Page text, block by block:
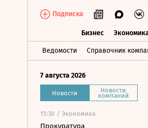
Подписка
Бизнес
Ведомости Справочник
Бизнес
7 августа 2026
Новости Новости
компаний
15:30 / Экономика
Прокуратура